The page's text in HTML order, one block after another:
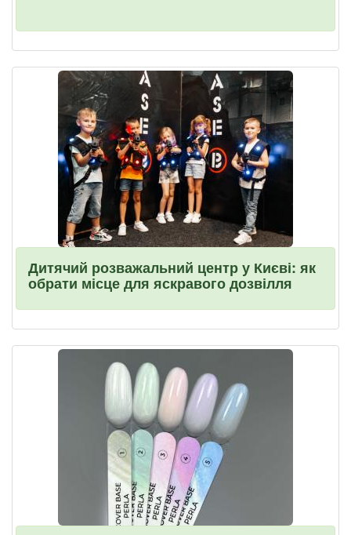
Дитячий розважальний центр у Києві: як
обрати місце для яскравого дозвілля